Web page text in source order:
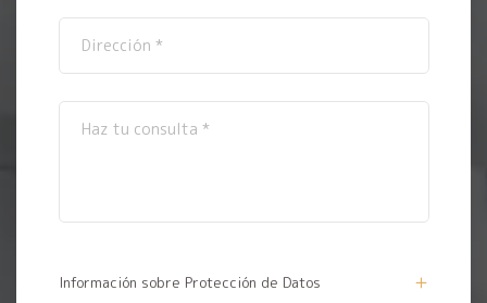
Información sobre Protección de Datos